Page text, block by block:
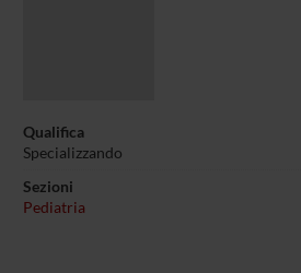
Qualifica
Specializzando
Sezioni
Pediatria